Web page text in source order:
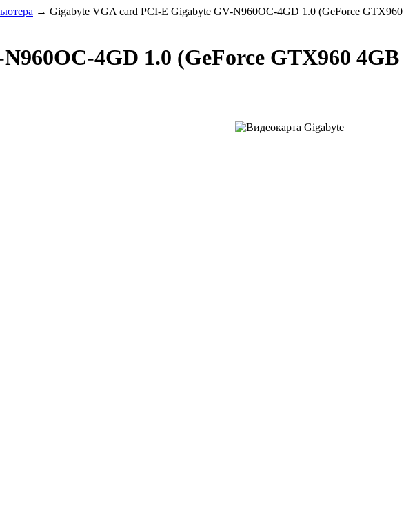
→ Gigabyte VGA card PCI-E Gigabyte GV-N960OC-4GD 1.0 (GeForce GTX960
4GD 1.0 (GeForce GTX960 4GB